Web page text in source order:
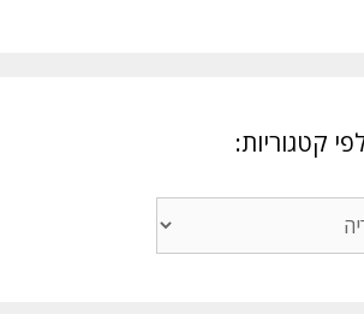
קטגוריות: